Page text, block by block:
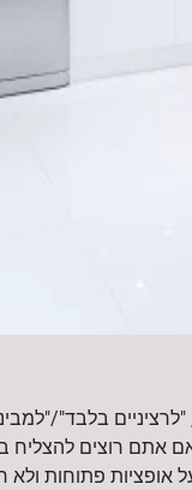
בלבד"/"למביני
אתם רוצים להצליח
פתוחות ולא